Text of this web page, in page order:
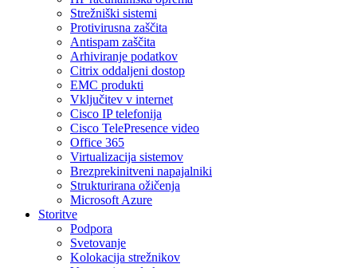
Strežniški sistemi
Protivirusna zaščita
Antispam zaščita
Arhiviranje podatkov
Citrix oddaljeni dostop
EMC produkti
Vključitev v internet
Cisco IP telefonija
Cisco TelePresence video
Office 365
Virtualizacija sistemov
Brezprekinitveni napajalniki
Strukturirana ožičenja
Microsoft Azure
Storitve
Podpora
Svetovanje
Kolokacija strežnikov